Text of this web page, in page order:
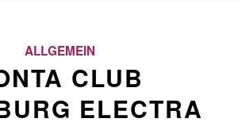
ALLGEMEIN
CLUB
ELECTRA